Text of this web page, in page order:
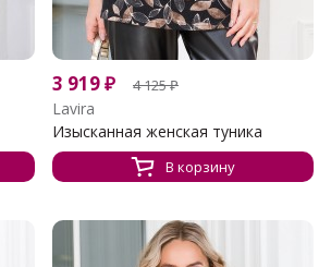
3 919₽ 4 125₽
Lavira
Изысканная женская туника
В корзину